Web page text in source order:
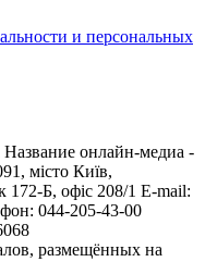
и персональных
онлайн-медиа -
місто Київ,
Б, офіс 208/1 E-mail:
044-205-43-00
размещённых на